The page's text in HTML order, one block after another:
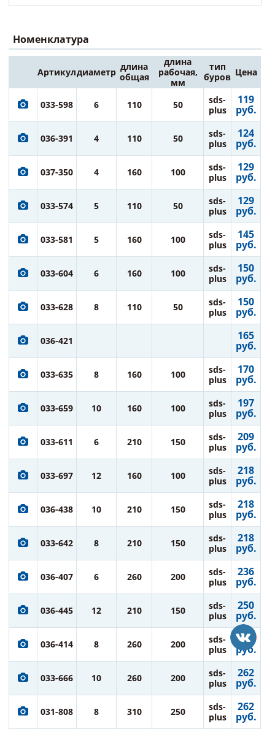
Номенклатура
Артикулдиаметр длина
общая
длина
рабочая,
мм
тип
буров Цена
033-598 6 110 50
sds-
plus
119
руб.
036-391 4 110 50
sds-
plus
124
руб.
037-350 4 160 100
sds-
plus
129
руб.
033-574 5 110 50
sds-
plus
129
руб.
033-581 5 160 100
sds-
plus
145
руб.
033-604 6 160 100
sds-
plus
150
руб.
033-628 8 110 50
sds-
plus
150
руб.
036-421 165
руб.
033-635 8 160 100
sds-
plus
170
руб.
033-659 10 160 100
sds-
plus
197
руб.
033-611 6 210 150
sds-
plus
209
руб.
033-697 12 160 100
sds-
plus
218
руб.
036-438 10 210 150
sds-
plus
218
руб.
033-642 8 210 150
sds-
plus
218
руб.
036-407 6 260 200
sds-
plus
236
руб.
036-445 12 210 150
sds-
plus
250
руб.
036-414 8 260 200
sds-
plus
250
руб.
033-666 10 260 200
sds-
plus
262
руб.
031-808 8 310 250
sds-
plus
262
руб.